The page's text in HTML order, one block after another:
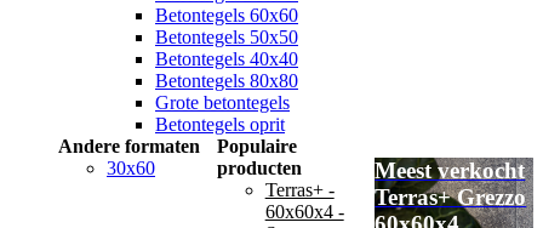
Betontegels 60x60
Betontegels 50x50
Betontegels 40x40
Betontegels 80x80
Grote betontegels
Betontegels oprit
Andere formaten
30x60
Populaire
producten
Terras+ -
60x60x4 -
Meest verkocht
Terras+ Grezzo